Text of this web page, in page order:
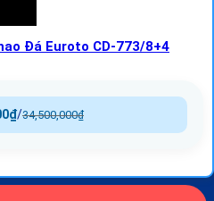
Đá Euroto CD-773/8+4
34,500,000₫
/
₫